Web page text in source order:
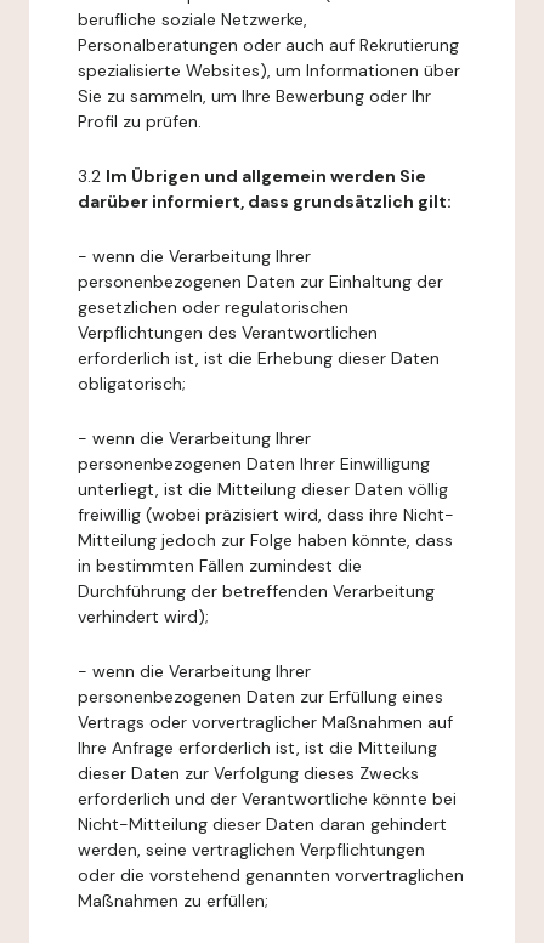
berufliche soziale Netzwerke,
Personalberatungen oder auch auf Rekrutierung
spezialisierte Websites), um Informationen über
Sie zu sammeln, um Ihre Bewerbung oder Ihr
Profil zu prüfen.
3.2 Im Übrigen und allgemein werden Sie
darüber informiert, dass grundsätzlich gilt:
- wenn die Verarbeitung Ihrer
personenbezogenen Daten zur Einhaltung der
gesetzlichen oder regulatorischen
Verpflichtungen des Verantwortlichen
erforderlich ist, ist die Erhebung dieser Daten
obligatorisch;
- wenn die Verarbeitung Ihrer
personenbezogenen Daten Ihrer Einwilligung
unterliegt, ist die Mitteilung dieser Daten völlig
freiwillig (wobei präzisiert wird, dass ihre Nicht-
Mitteilung jedoch zur Folge haben könnte, dass
in bestimmten Fällen zumindest die
Durchführung der betreffenden Verarbeitung
verhindert wird);
- wenn die Verarbeitung Ihrer
personenbezogenen Daten zur Erfüllung eines
Vertrags oder vorvertraglicher Maßnahmen auf
Ihre Anfrage erforderlich ist, ist die Mitteilung
dieser Daten zur Verfolgung dieses Zwecks
erforderlich und der Verantwortliche könnte bei
Nicht-Mitteilung dieser Daten daran gehindert
werden, seine vertraglichen Verpflichtungen
oder die vorstehend genannten vorvertraglichen
Maßnahmen zu erfüllen;